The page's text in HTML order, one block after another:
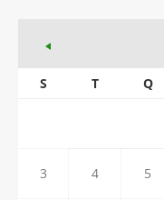
S T Q
3 4 5